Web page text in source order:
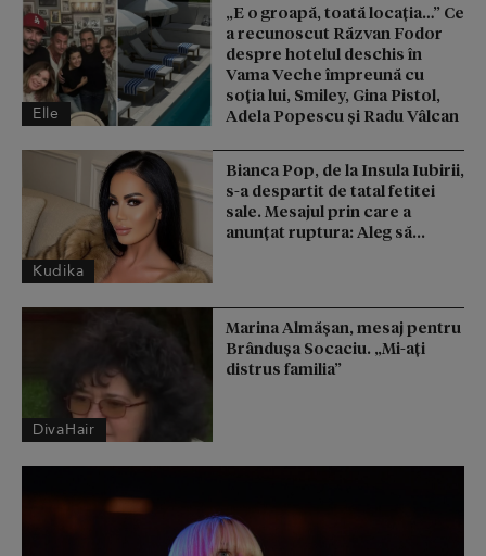
Elle
„E o groapă, toată locația…” Ce
a recunoscut Răzvan Fodor
despre hotelul deschis în
Vama Veche împreună cu
soția lui, Smiley, Gina Pistol,
Adela Popescu și Radu Vâlcan
Kudika
Bianca Pop, de la Insula Iubirii,
s-a despartit de tatal fetitei
sale. Mesajul prin care a
anunțat ruptura: Aleg să...
DivaHair
Marina Almășan, mesaj pentru
Brândușa Socaciu. „Mi-ați
distrus familia”